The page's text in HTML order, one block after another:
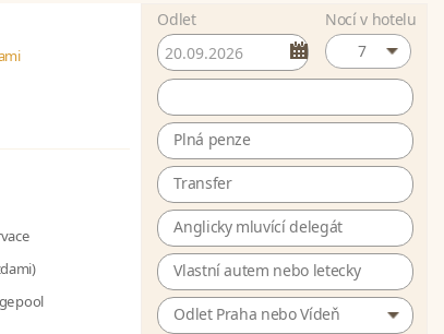
pool
Odlet
Nocí v hotelu
7
Plná penze
Transfer
Anglicky mluvící delegát
Vlastní autem nebo letecky
Odlet Praha nebo Vídeň